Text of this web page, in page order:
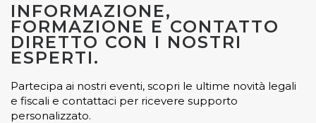
INFORMAZIONE,
FORMAZIONE E CONTATTO
DIRETTO CON I NOSTRI
ESPERTI.
Partecipa ai nostri eventi, scopri le ultime novità legali
e fiscali e contattaci per ricevere supporto
personalizzato.